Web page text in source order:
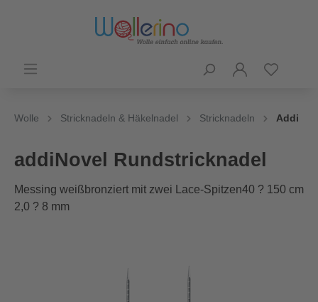
Wolle Stricknadeln & Häkelnadel Stricknadeln Addi
addiNovel Rundstricknadel
Messing weißbronziert mit zwei Lace-Spitzen40 ? 150 cm
2,0 ? 8 mm